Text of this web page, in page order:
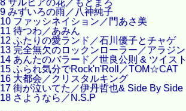
8 サルビアの花／もとまろ
9 みずいろの雨／八神純子
10 ファッシネイション／門あさ美
11 待つわ／あみん
12 ふたりの愛ランド／石川優子とチャゲ
13 完全無欠のロックンローラー／アラジン
14 あんたのバラード／世良公則 & ツイスト
15 ふられ気分でRock'n'Roll／TOM☆CAT
16 大都会／クリスタルキング
17 街が泣いてた／伊丹哲也& Side By Side
18 さようなら／N.S.P